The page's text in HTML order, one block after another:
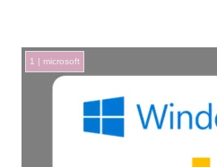
1 | microsoft